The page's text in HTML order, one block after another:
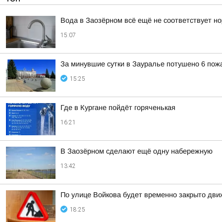
Вода в Заозёрном всё ещё не соответствует
15:07
За минувшие сутки в Зауралье потушено 6
15:25
Где в Кургане пойдёт горяченькая
16:21
В Заозёрном сделают ещё одну набережную
13:42
По улице Войкова будет временно закрыто
18:25